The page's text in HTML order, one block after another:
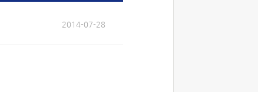
2014-07-28